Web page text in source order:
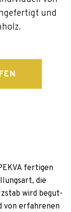
und
fer­ti­gen
die
wird begut­
von erfah­re­nen